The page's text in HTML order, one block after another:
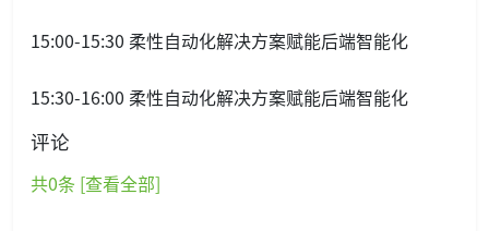
15:00-15:30 柔性自动化解决方案赋能后端智能化
15:30-16:00 柔性自动化解决方案赋能后端智能化
评论
共0条 [查看全部]